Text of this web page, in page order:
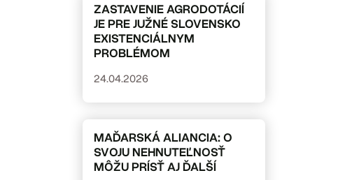
ZASTAVENIE AGRODOTÁCIÍ
JE PRE JUŽNÉ SLOVENSKO
EXISTENCIÁLNYM
PROBLÉMOM
24.04.2026
MAĎARSKÁ ALIANCIA: O
SVOJU NEHNUTEĽNOSŤ
MÔŽU PRÍSŤ AJ ĎALŠÍ